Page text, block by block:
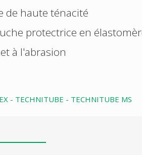
de haute ténacité
protectrice en
à l'abrasion
- TECHNITUBE - TECHNITUBE MS